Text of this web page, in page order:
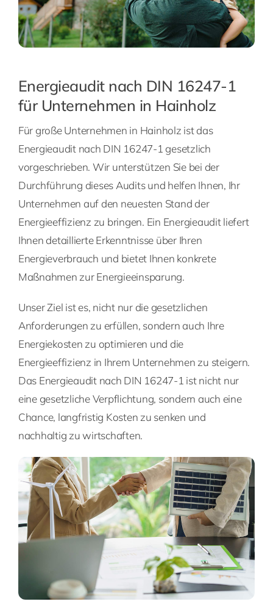
Energieaudit nach DIN 16247-1
für Unternehmen in Hainholz
Für große Unternehmen in Hainholz ist das
Energieaudit nach DIN 16247-1 gesetzlich
vorgeschrieben. Wir unterstützen Sie bei der
Durchführung dieses Audits und helfen Ihnen, Ihr
Unternehmen auf den neuesten Stand der
Energieeffizienz zu bringen. Ein Energieaudit liefert
Ihnen detaillierte Erkenntnisse über Ihren
Energieverbrauch und bietet Ihnen konkrete
Maßnahmen zur Energieeinsparung.
Unser Ziel ist es, nicht nur die gesetzlichen
Anforderungen zu erfüllen, sondern auch Ihre
Energiekosten zu optimieren und die
Energieeffizienz in Ihrem Unternehmen zu steigern.
Das Energieaudit nach DIN 16247-1 ist nicht nur
eine gesetzliche Verpflichtung, sondern auch eine
Chance, langfristig Kosten zu senken und
nachhaltig zu wirtschaften.